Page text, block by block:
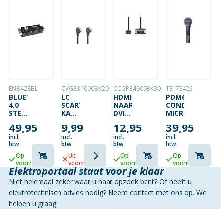
ENB428BL
BLUETOOTH
4.0
STEREO
4X15W
MET
AUX
INPUT
49,95
incl.
btw
Op
voorraad
CVGB31000BK20
LC
SCART-
KABEL
MALE
–
MALE
| 2
METER
9,99
incl.
btw
Uit
voorraad
CCGP34800BK30
HDMI
NAAR
DVI-
KABEL
|
1080P
| 3
METER
12,95
incl.
btw
Op
voorraad
TS173425
PDM660
CONDENSATOR
MICROFOON
39,95
incl.
btw
Op
voorraad
Elektroportaal staat voor je klaar
Niet helemaal zeker waar u naar opzoek bent? Of heeft u
elektrotechnisch advies nodig? Neem contact met ons op. We
helpen u graag.